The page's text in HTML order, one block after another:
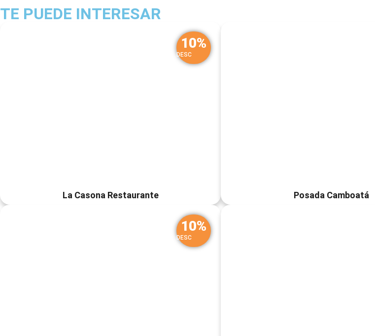
TE PUEDE INTERESAR
10%
DESC
La Casona Restaurante Posada Camboatá
10%
DESC